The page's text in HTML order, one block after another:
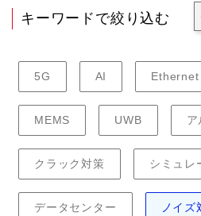
キーワードで絞り込む
5G AI Ethernet
MEMS UWB ア
クラック対策 シミュレ
データセンター ノイズ